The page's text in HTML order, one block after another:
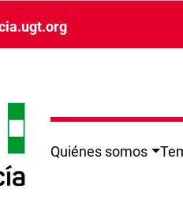
Quiénes somos